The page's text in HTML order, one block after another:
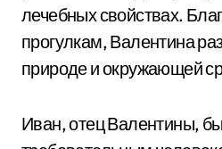
лечебных свойствах.
прогулкам, Валентина
природе и окружающей
Иван, отец Валентины,